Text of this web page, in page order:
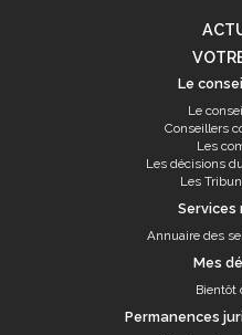
Le
Le
Conseillers
Les
Les décisions
Les
Services
Annuaire des
Mes
Bientôt
Permanences